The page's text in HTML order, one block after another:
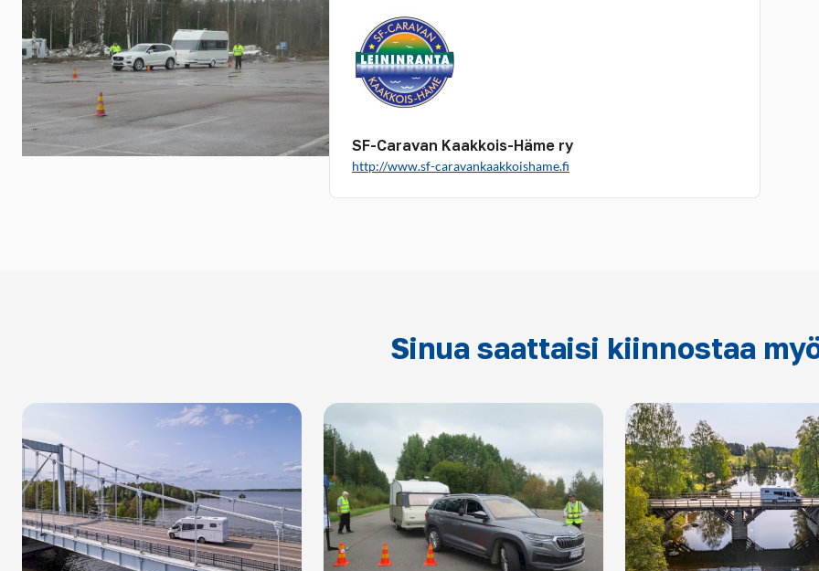
SF-Caravan Kaakkois-Häme ry
http://www.sf-caravankaakkoishame.fi
Sinua saattaisi kiinnostaa